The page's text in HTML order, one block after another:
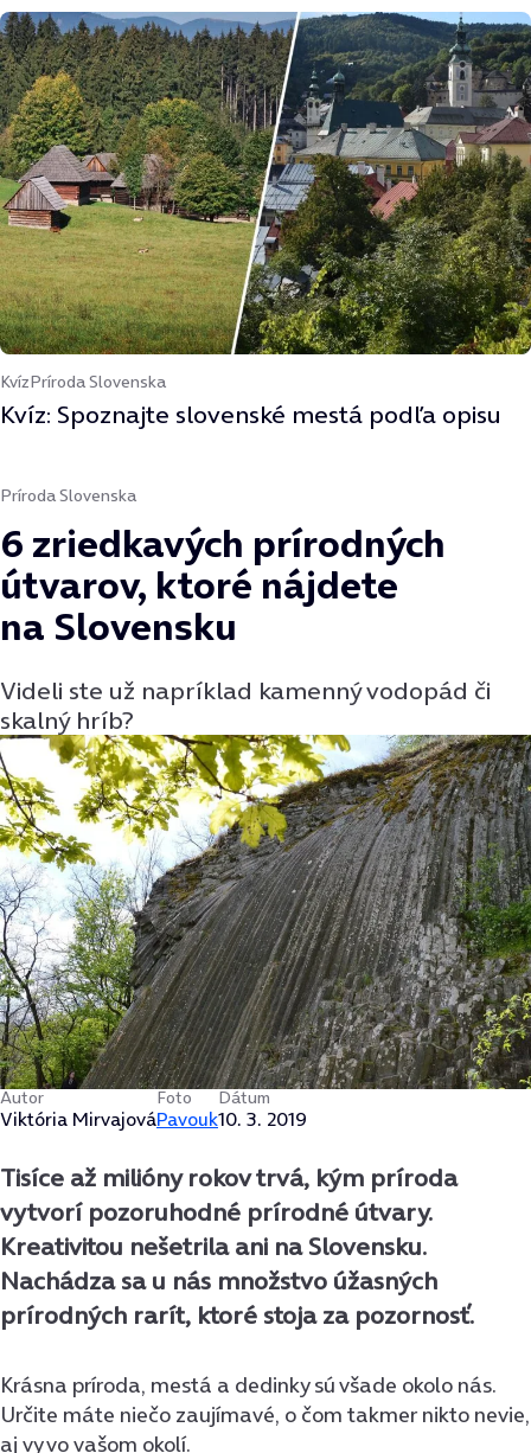
KvízPríroda Slovenska
Kvíz: Spoznajte slovenské mestá podľa opisu
Príroda Slovenska
6 zriedkavých prírodných
útvarov, ktoré nájdete
na Slovensku
Videli ste už napríklad kamenný vodopád či
skalný hríb?
Autor
Viktória Mirvajová
Foto
Pavouk
Dátum
10. 3. 2019
Tisíce až milióny rokov trvá, kým príroda
vytvorí pozoruhodné prírodné útvary.
Kreativitou nešetrila ani na Slovensku.
Nachádza sa u nás množstvo úžasných
prírodných rarít, ktoré stoja za pozornosť.
Krásna príroda, mestá a dedinky sú všade okolo nás.
Určite máte niečo zaujímavé, o čom takmer nikto nevie,
aj vy vo vašom okolí.